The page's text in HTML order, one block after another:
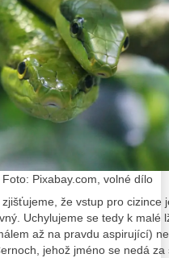
Foto: Pixabay.com, volné dílo
že vstup pro cizince
Uchylujeme se tedy k malé
až na pravdu aspirující)
jehož jméno se nedá